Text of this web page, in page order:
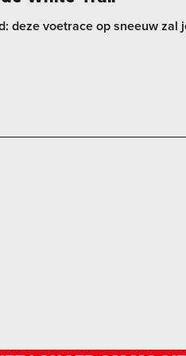
deze voetrace op sneeuw